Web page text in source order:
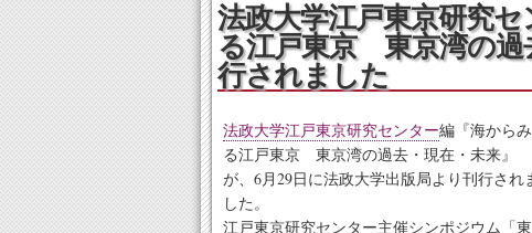
法政大学江戸東京研究
る江戸東京 東京湾の過
行されました
法政大学江戸東京研究センター編『海からみ
る江戸東京 東京湾の過去・現在・未来』
が、6月29日に法政大学出版局より刊行され
した。
江戸東京研究センター主催シンポジウム「東